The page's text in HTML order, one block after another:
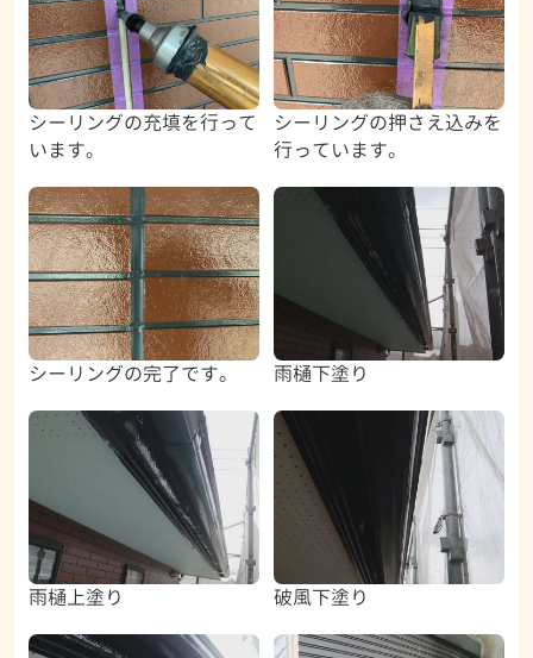
シーリングの充填を行って
います。
シーリングの押さえ込みを
行っています。
シーリングの完了です。 雨樋下塗り
雨樋上塗り 破風下塗り